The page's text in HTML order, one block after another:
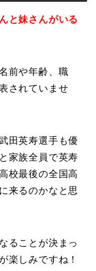
と妹さんがいる
前や年齢、職
されていませ
田英寿選手も優
家族全員で英寿
校最後の全国高
来るのかなと思
ることが決まっ
楽しみですね！